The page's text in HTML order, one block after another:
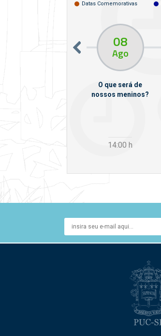
Datas Comemorativas
08
Ago
O que será de
nossos meninos?
14:00 h